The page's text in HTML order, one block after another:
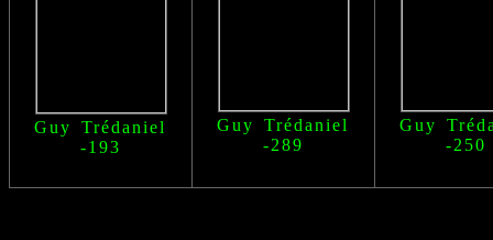
Guy Trédaniel
-193
Guy Trédaniel
-289
Guy
-250